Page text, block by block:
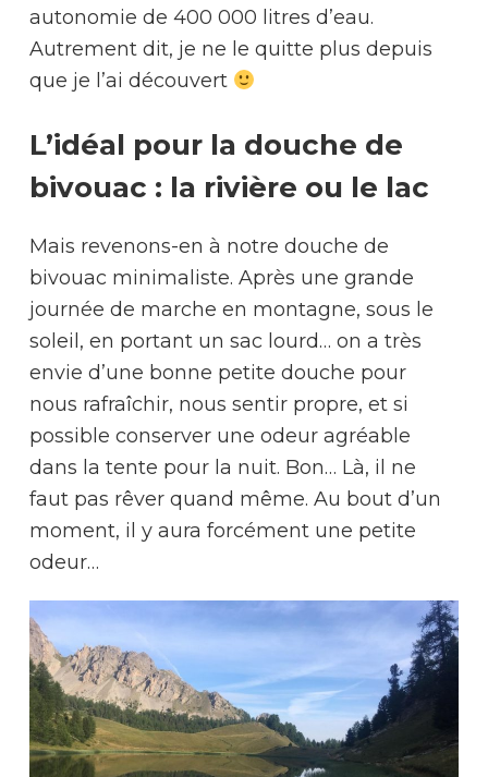
autonomie de 400 000 litres d’eau.
Autrement dit, je ne le quitte plus depuis
que je l’ai découvert
L’idéal pour la douche de
bivouac : la rivière ou le lac
Mais revenons-en à notre douche de
bivouac minimaliste. Après une grande
journée de marche en montagne, sous le
soleil, en portant un sac lourd… on a très
envie d’une bonne petite douche pour
nous rafraîchir, nous sentir propre, et si
possible conserver une odeur agréable
dans la tente pour la nuit. Bon… Là, il ne
faut pas rêver quand même. Au bout d’un
moment, il y aura forcément une petite
odeur…